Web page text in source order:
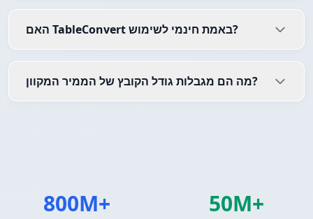
האם TableConvert באמת חינמי לשימוש?
מה הם מגבלות גודל הקובץ של הממיר המקוון?
800M+ 50M+